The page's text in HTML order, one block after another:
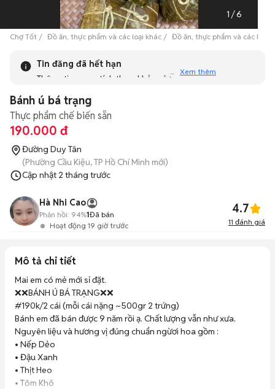
1 /6
Chợ Tốt Đồ ăn, thực phẩm và các loại khác Đồ ăn, thực phẩm và các loại
Tin đăng đã hết hạn
Thông tin mang tính tham khảo và bạn không thể liên hệ
tương tự khác dưới đây nhé!
Xem thêm
Bánh ú bá trạng
Thực phẩm chế biến sẵn
190.000 đ
Đường Duy Tân
(Phường Cầu Kiệu, TP Hồ Chí Minh mới)
Cập nhật 2 tháng trước
Hà Nhi Cao
Hoạt động 19 giờ trước
Phản hồi: 94%1Đã bán 4.7
11 đánh giá
Mô tả chi tiết
Mai em có mẻ mới sỉ đặt.
❌❌BÁNH Ú BÁ TRẠNG❌❌
#190k/2 cái (mỗi cái nặng ~500gr 2 trứng)
Bánh em đã bán được 9 năm rồi ạ. Chất lượng vẫn như xưa.
Nguyên liệu và hương vị đúng chuẩn ngừơi hoa gồm :
• Nếp Dẻo
• Đậu Xanh
• Thịt Heo
• Tôm Khô